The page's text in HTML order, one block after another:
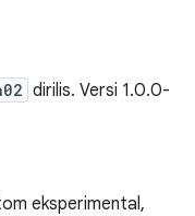
dirilis. Versi 1.0.0-
eksperimental,